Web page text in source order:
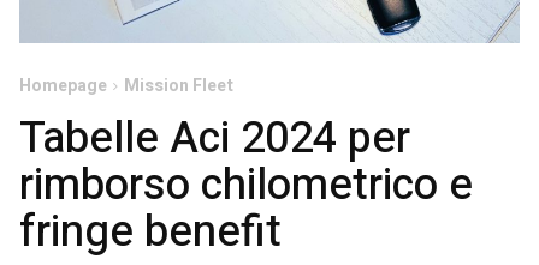
Homepage Mission Fleet
Tabelle Aci 2024 per
rimborso chilometrico e
fringe benefit